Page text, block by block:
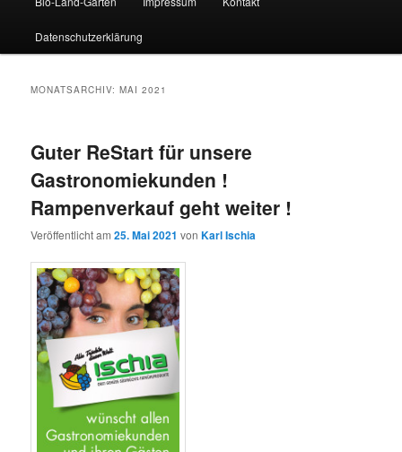
Datenschutzerklärung
MONATSARCHIV:MAI 2021
Guter ReStart für unsere
Gastronomiekunden !
Rampenverkauf geht weiter !
Veröffentlicht am25. Mai 2021 vonKarl Ischia